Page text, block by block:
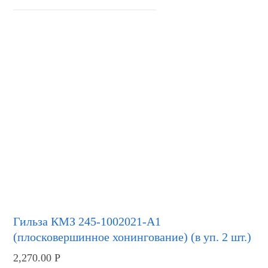
Гильза КМЗ 245-1002021-А1
(плосковершинное хонингование) (в уп. 2 шт.)
2,270.00Р